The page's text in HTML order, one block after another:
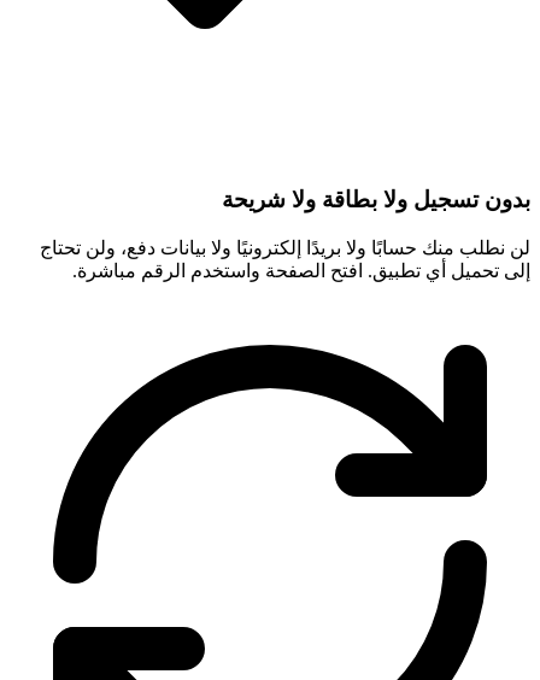
بدون تسجيل ولا بطاقة ولا شريحة
لن نطلب منك حسابًا ولا بريدًا إلكترونيًا ولا بيانات دفع، ولن تحتاج
إلى تحميل أي تطبيق. افتح الصفحة واستخدم الرقم مباشرة.